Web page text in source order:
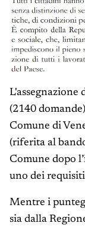
L'assegnazione
(2140
Comune di
(riferita al
Comune dopo
uno dei
Mentre i
sia dalla